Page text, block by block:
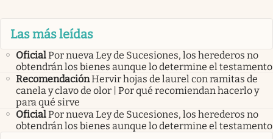
Las más leídas
OficialPor nueva Ley de Sucesiones, los herederos no
obtendrán los bienes aunque lo determine el testamento
RecomendaciónHervir hojas de laurel con ramitas de
canela y clavo de olor | Por qué recomiendan hacerlo y
para qué sirve
OficialPor nueva Ley de Sucesiones, los herederos no
obtendrán los bienes aunque lo determine el testamento